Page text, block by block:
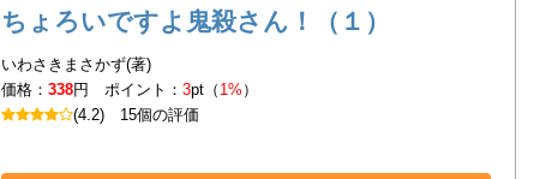
ちょろいですよ鬼殺さん！（１）
いわさきまさかず(著)
価格：338円 ポイント：3pt（ 1% ）
(4.2) 15個の評価